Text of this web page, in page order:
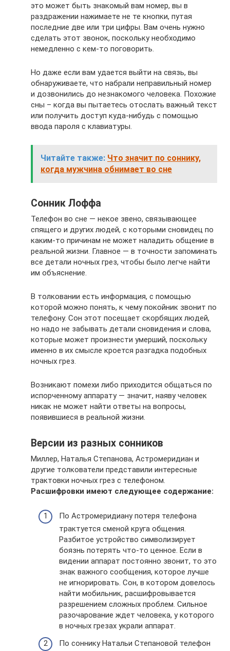
это может быть знакомый вам номер, вы в
раздражении нажимаете не те кнопки, путая
последние две или три цифры. Вам очень нужно
сделать этот звонок, поскольку необходимо
немедленно с кем-то поговорить.
Но даже если вам удается выйти на связь, вы
обнаруживаете, что набрали неправильный номер
и дозвонились до незнакомого человека. Похожие
сны – когда вы пытаетесь отослать важный текст
или получить доступ куда-нибудь с помощью
ввода пароля с клавиатуры.
Читайте также: Что значит по соннику,
когда мужчина обнимает во сне
Сонник Лоффа
Телефон во сне — некое звено, связывающее
спящего и других людей, с которыми сновидец по
каким-то причинам не может наладить общение в
реальной жизни. Главное — в точности запоминать
все детали ночных грез, чтобы было легче найти
им объяснение.
В толковании есть информация, с помощью
которой можно понять, к чему покойник звонит по
телефону. Сон этот посещает скорбящих людей,
но надо не забывать детали сновидения и слова,
которые может произнести умерший, поскольку
именно в их смысле кроется разгадка подобных
ночных грез.
Возникают помехи либо приходится общаться по
испорченному аппарату — значит, наяву человек
никак не может найти ответы на вопросы,
появившиеся в реальной жизни.
Версии из разных сонников
Миллер, Наталья Степанова, Астромеридиан и
другие толкователи представили интересные
трактовки ночных грез с телефоном.
Расшифровки имеют следующее содержание:
По Астромеридиану потеря телефона
трактуется сменой круга общения.
Разбитое устройство символизирует
боязнь потерять что-то ценное. Если в
видении аппарат постоянно звонит, то это
знак важного сообщения, которое лучше
не игнорировать. Сон, в котором довелось
найти мобильник, расшифровывается
разрешением сложных проблем. Сильное
разочарование ждет человека, у которого
в ночных грезах украли аппарат.
По соннику Натальи Степановой телефон